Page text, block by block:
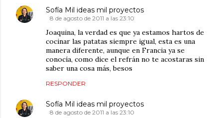
Sofía Mil ideas mil proyectos
8 de agosto de 2011 a las 23:10
Joaquina, la verdad es que ya estamos hartos de
cocinar las patatas siempre igual, esta es una
manera diferente, aunque en Francia ya se
conocía, como dice el refrán no te acostaras sin
saber una cosa más, besos
RESPONDER
Sofía Mil ideas mil proyectos
8 de agosto de 2011 a las 23:10